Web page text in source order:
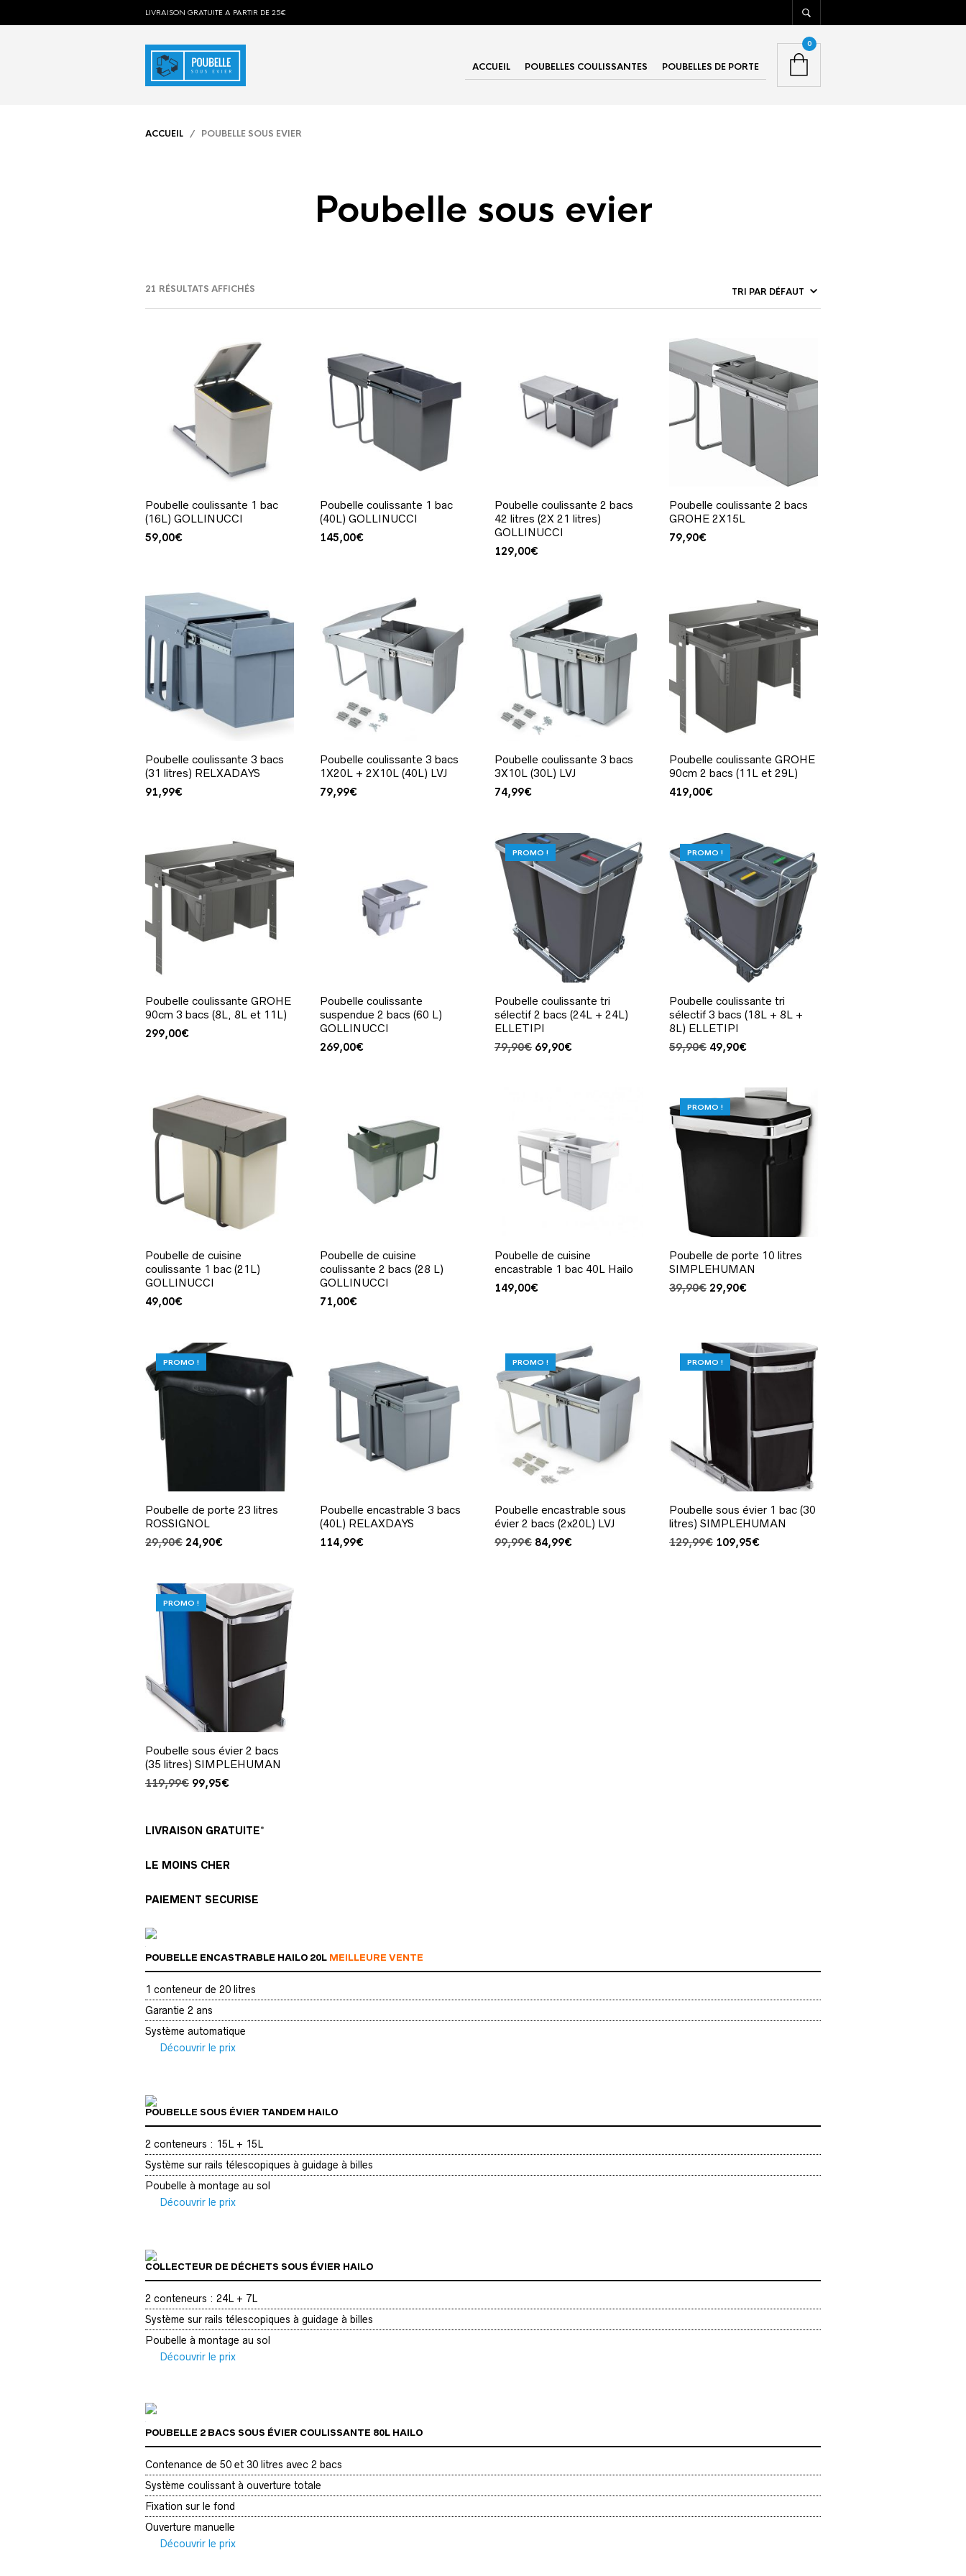
LIVRAISON GRATUITE A PARTIR DE 25€
ACCUEIL POUBELLES COULISSANTES POUBELLES DE PORTE
0
ACCUEIL / POUBELLE SOUS EVIER
Poubelle sous evier
21 RÉSULTATS AFFICHÉS
Poubelle coulissante 1 bac
(16L) GOLLINUCCI
59,00€
Poubelle coulissante 1 bac
(40L) GOLLINUCCI
145,00€
Poubelle coulissante 2 bacs
42 litres (2X 21 litres)
GOLLINUCCI
129,00€
Poubelle coulissante 2 bacs
GROHE 2X15L
79,90€
Poubelle coulissante 3 bacs
(31 litres) RELXADAYS
91,99€
Poubelle coulissante 3 bacs
1X20L + 2X10L (40L) LVJ
79,99€
Poubelle coulissante 3 bacs
3X10L (30L) LVJ
74,99€
Poubelle coulissante GROHE
90cm 2 bacs (11L et 29L)
419,00€
Poubelle coulissante GROHE
90cm 3 bacs (8L, 8L et 11L)
299,00€
Poubelle coulissante
suspendue 2 bacs (60 L)
GOLLINUCCI
269,00€
PROMO !
Poubelle coulissante tri
sélectif 2 bacs (24L + 24L)
ELLETIPI
79,90€ Le
69,90€Le
PROMO !
Poubelle coulissante tri
sélectif 3 bacs (18L + 8L +
8L) ELLETIPI
59,90€ Le
59,90€.
49,90€Le
est :
49,90€.
Poubelle de cuisine
coulissante 1 bac (21L)
GOLLINUCCI
49,00€
Poubelle de cuisine
coulissante 2 bacs (28 L)
GOLLINUCCI
71,00€
Poubelle de cuisine
encastrable 1 bac 40L Hailo
149,00€
PROMO !
Poubelle de porte 10 litres
SIMPLEHUMAN
39,90€ Le
39,90€.
29,90€Le
29,90€.
PROMO !
Poubelle de porte 23 litres
ROSSIGNOL
29,90€ Le
était :
29,90€.
24,90€Le
est :
24,90€.
Poubelle encastrable 3 bacs
(40L) RELAXDAYS
114,99€
PROMO !
Poubelle encastrable sous
évier 2 bacs (2x20L) LVJ
99,99€ Le
84,99€Le
PROMO !
Poubelle sous évier 1 bac (30
litres) SIMPLEHUMAN
129,99€ Le
109,95€Le
PROMO !
Poubelle sous évier 2 bacs
(35 litres) SIMPLEHUMAN
119,99€ Le
était :
119,99€.
99,95€Le
est :
99,95€.
LIVRAISON GRATUITE*
LE MOINS CHER
PAIEMENT SECURISE
POUBELLE ENCASTRABLE HAILO 20L MEILLEURE VENTE
1 conteneur de 20 litres
Garantie 2 ans
Système automatique
Découvrir le prix
POUBELLE SOUS ÉVIER TANDEM HAILO
2 conteneurs : 15L + 15L
Système sur rails télescopiques à guidage à billes
Poubelle à montage au sol
Découvrir le prix
COLLECTEUR DE DÉCHETS SOUS ÉVIER HAILO
2 conteneurs : 24L + 7L
Système sur rails télescopiques à guidage à billes
Poubelle à montage au sol
Découvrir le prix
POUBELLE 2 BACS SOUS ÉVIER COULISSANTE 80L HAILO
Contenance de 50 et 30 litres avec 2 bacs
Système coulissant à ouverture totale
Fixation sur le fond
Ouverture manuelle
Découvrir le prix